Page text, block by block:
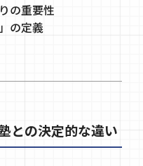
の重要性
の定義
との決定的な違い